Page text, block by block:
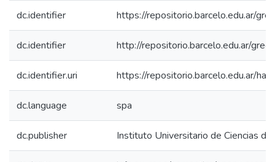
dc.identifier https://repositorio.barcelo.edu.ar/
dc.identifier http://repositorio.barcelo.edu.ar/
dc.identifier.uri https://repositorio.barcelo.edu.ar/
dc.language spa
dc.publisher Instituto Universitario de Ciencias